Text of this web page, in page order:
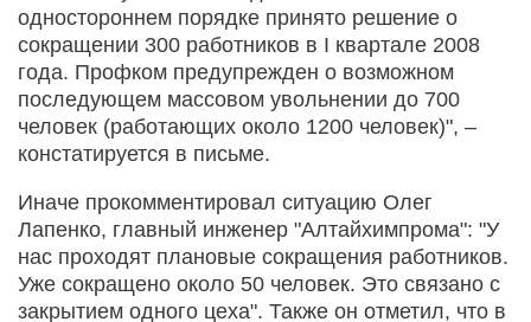
одностороннем порядке принято решение о
сокращении 300 работников в I квартале 2008
года. Профком предупрежден о возможном
последующем массовом увольнении до 700
человек (работающих около 1200 человек)", –
констатируется в письме.
Иначе прокомментировал ситуацию Олег
Лапенко, главный инженер "Алтайхимпрома": "У
нас проходят плановые сокращения работников.
Уже сокращено около 50 человек. Это связано с
закрытием одного цеха". Также он отметил, что в